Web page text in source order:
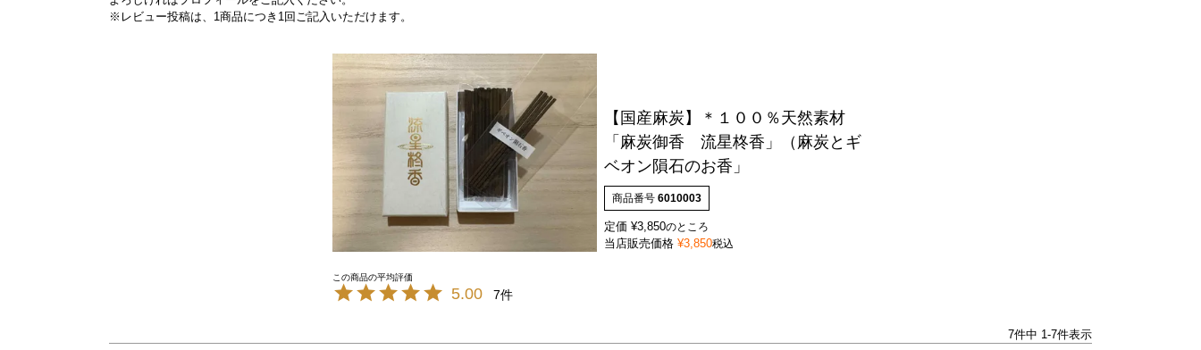
※レビュー投稿は、1商品につき1回ご記入いただけます。
【国産麻炭】＊１００％天然素材
「麻炭御香 流星柊香」（麻炭とギ
ベオン隕石のお香」
商品番号 6010003
定価 ¥3,850のところ
当店販売価格 ¥3,850税込
5.00 7
7件中 1-7件表示